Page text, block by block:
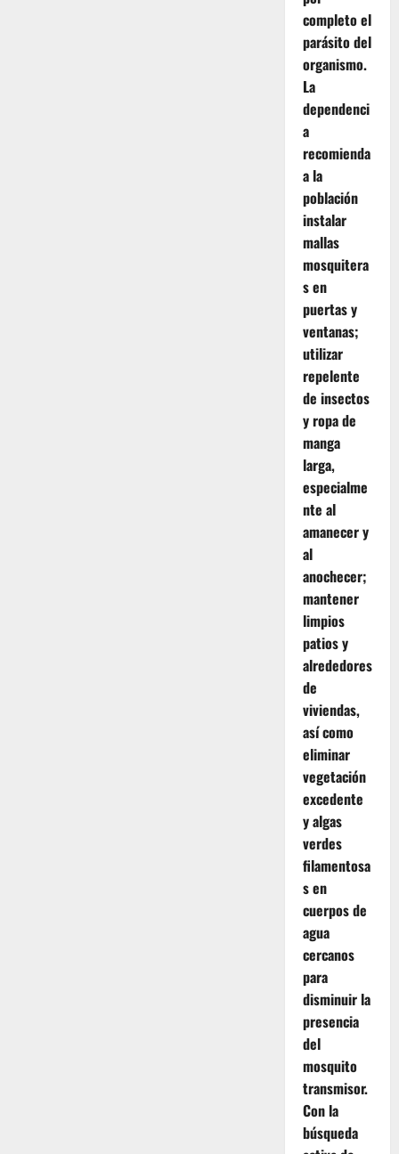
completo el
parásito del
organismo.
La
dependenci
a
recomienda
a la
población
instalar
mallas
mosquitera
s en
puertas y
ventanas;
utilizar
repelente
de insectos
y ropa de
manga
larga,
especialme
nte al
amanecer y
al
anochecer;
mantener
limpios
patios y
alrededores
de
viviendas,
así como
eliminar
vegetación
excedente
y algas
verdes
filamentosa
s en
cuerpos de
agua
cercanos
para
disminuir la
presencia
del
mosquito
transmisor.
Con la
búsqueda